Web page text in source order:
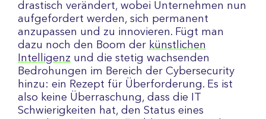
drastisch verändert, wobei Unternehmen nun
aufgefordert werden, sich permanent
anzupassen und zu innovieren. Fügt man
dazu noch den Boom der künstlichen
Intelligenz und die stetig wachsenden
Bedrohungen im Bereich der Cybersecurity
hinzu: ein Rezept für Überforderung. Es ist
also keine Überraschung, dass die IT
Schwierigkeiten hat, den Status eines